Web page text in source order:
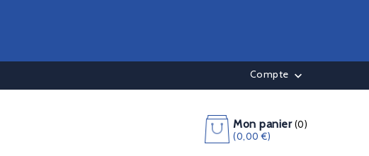
Compte 
Mon panier (0)
(0,00 €)